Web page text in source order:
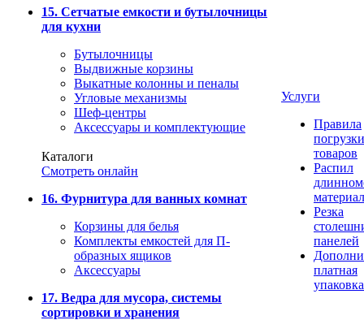
15. Сетчатые емкости и бутылочницы
для кухни
Бутылочницы
Выдвижные корзины
Выкатные колонны и пеналы
Угловые механизмы
Шеф-центры
Аксессуары и комплектующие
Каталоги
Смотреть онлайн
16. Фурнитура для ванных комнат
Корзины для белья
Комплекты емкостей для П-
образных ящиков
Аксессуары
17. Ведра для мусора, системы
сортировки и хранения
Услуги
Правила
погрузки
товаров
Распил
Резка
панелей
платная
упаковка